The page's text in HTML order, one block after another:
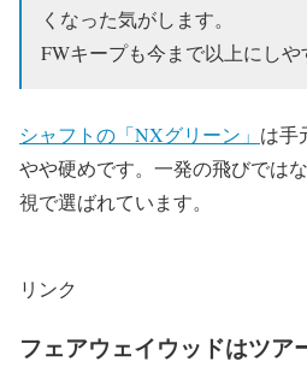
くなった気がします。
FWキープも今まで以上にしや
シャフトの「NXグリーン」 は手
やや硬めです。一発の飛びでは
視で選ばれています。
リンク
フェアウェイウッドはツア